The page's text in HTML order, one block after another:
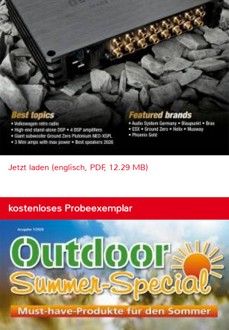
Jetzt laden (englisch, PDF, 12.29 MB)
kostenloses Probeexemplar